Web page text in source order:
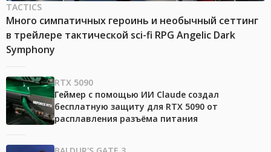
TACTICS
Много симпатичных героинь и необычный сеттинг
в трейлере тактической sci-fi RPG Angelic Dark
Symphony
RTX 5090
Геймер с помощью ИИ Claude создал
бесплатную защиту для RTX 5090 от
расплавления разъёма питания